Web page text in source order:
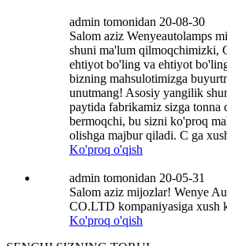
admin tomonidan 20-08-30
Salom aziz Wenyeautolamps
shuni ma'lum qilmoqchimizki,
ehtiyot bo'ling va ehtiyot
bizning mahsulotimizga
unutmang! Asosiy yangilik
paytida fabrikamiz sizga tonna
bermoqchi, bu sizni ko'proq
olishga majbur qiladi. C ga
Ko'proq o'qish
admin tomonidan 20-05-31
Salom aziz mijozlar! Wenye
CO.LTD kompaniyasiga xush
Ko'proq o'qish